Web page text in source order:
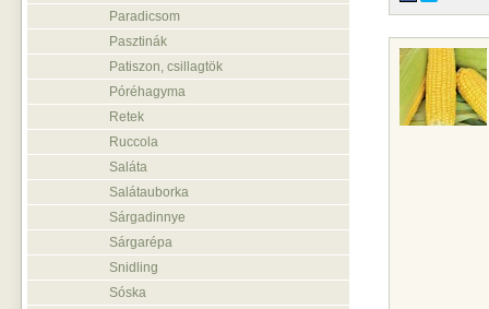
Paradicsom
Pasztinák
Patiszon, csillagtök
Póréhagyma
Retek
Ruccola
Saláta
Salátauborka
Sárgadinnye
Sárgarépa
Snidling
Sóska